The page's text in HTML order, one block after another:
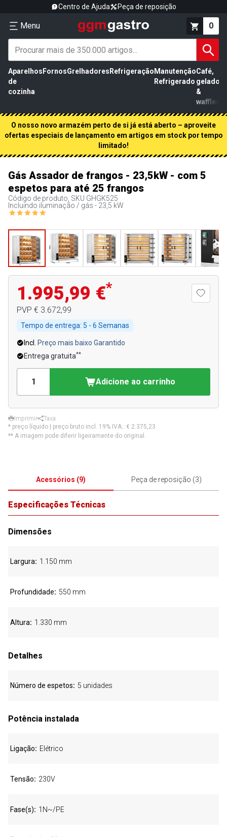
Centro de Ajuda Peça de reposição
Menu 0
Aparelhos
de
cozinha
FornosGrelhadores Refrigeração Manutenção
Refrigerado
Café,
gelados
&
waffles
O nosso novo armazém perto de si já está aberto – aproveite
ofertas especiais de lançamento em artigos em stock por tempo
limitado!
Gás Assador de frangos - 23,5kW - com 5
espetos para até 25 frangos
Código de produto, SKU GHGK525
Incluindo iluminação / gás - 23,5 kW
1.995,99 €*
PVP € 3.672,99
Tempo de entrega: 5 - 6 Semanas
Incl.
Preço mais baixo Garantido
Entrega gratuita**
Adicione ao carrinho
Imprimir
Taxa
* preço líquido | preço bruto incl. 19% IVA.: € 2.375,23
** A imagem pode diferir ligeiramente do original.
Acessórios (9) Peça de reposição (3)
Especificações Técnicas
Dimensões
Largura 1.150 mm
Profundidade 550 mm
Altura 1.330 mm
Detalhes
Número de espetos 5 unidades
Potência instalada
Ligação Elétrico
Tensão 230V
Fase(s) 1N~/PE